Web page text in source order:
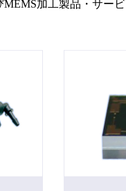
加工製品・サー